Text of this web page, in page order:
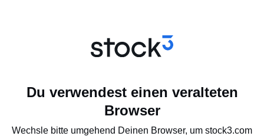
Du verwendest einen veralteten
Browser
Wechsle bitte umgehend Deinen Browser, um stock3.com